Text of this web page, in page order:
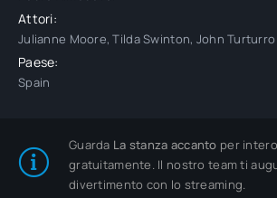
Attori:
Julianne Moore, Tilda Swinton, John Turturro
Paese:
Spain
Guarda La stanza accanto per
gratuitamente. Il nostro team ti
divertimento con lo streaming.